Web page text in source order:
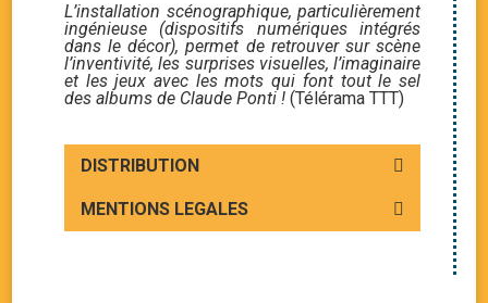
L’installation scénographique, particulièrement
ingénieuse (dispositifs numériques intégrés
dans le décor), permet de retrouver sur scène
l’inventivité, les surprises visuelles, l’imaginaire
et les jeux avec les mots qui font tout le sel
des albums de Claude Ponti ! (Télérama TTT)
DISTRIBUTION
MENTIONS LEGALES